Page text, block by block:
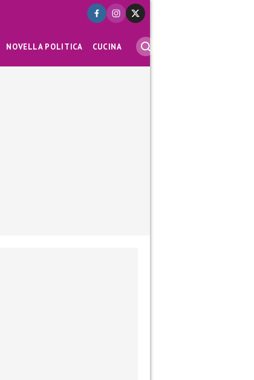
NOVELLA POLITICA CUCINA